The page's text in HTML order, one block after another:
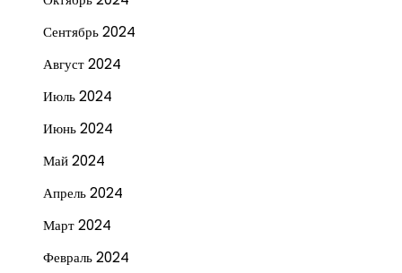
Сентябрь 2024
Август 2024
Июль 2024
Июнь 2024
Май 2024
Апрель 2024
Март 2024
Февраль 2024